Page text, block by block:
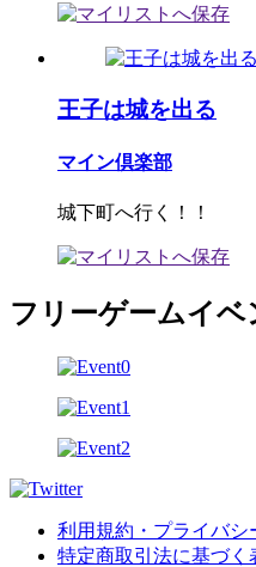
王子は城を出る
マイン倶楽部
城下町へ行く！！
フリーゲームイベ
利用規約・プライバシ
特定商取引法に基づく